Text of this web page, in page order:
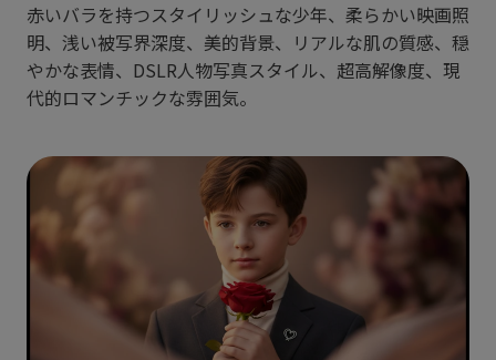
赤いバラを持つスタイリッシュな少年、柔らかい映画照
明、浅い被写界深度、美的背景、リアルな肌の質感、穏
やかな表情、DSLR人物写真スタイル、超高解像度、現
代的ロマンチックな雰囲気。